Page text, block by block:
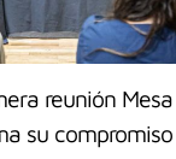
reunión
su